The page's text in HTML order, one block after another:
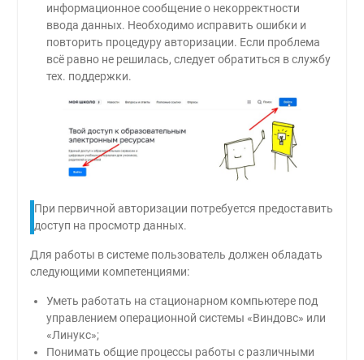
информационное сообщение о некорректности
ввода данных. Необходимо исправить ошибки и
повторить процедуру авторизации. Если проблема
всё равно не решилась, следует обратиться в службу
тех. поддержки.
При первичной авторизации потребуется предоставить
доступ на просмотр данных.
Для работы в системе пользователь должен обладать
следующими компетенциями:
Уметь работать на стационарном компьютере под
управлением операционной системы «Виндовс» или
«Линукс»;
Понимать общие процессы работы с различными